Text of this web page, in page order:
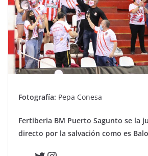
Fotografía: Pepa Conesa
Fertiberia BM Puerto Sagunto se la
directo por la salvación como es